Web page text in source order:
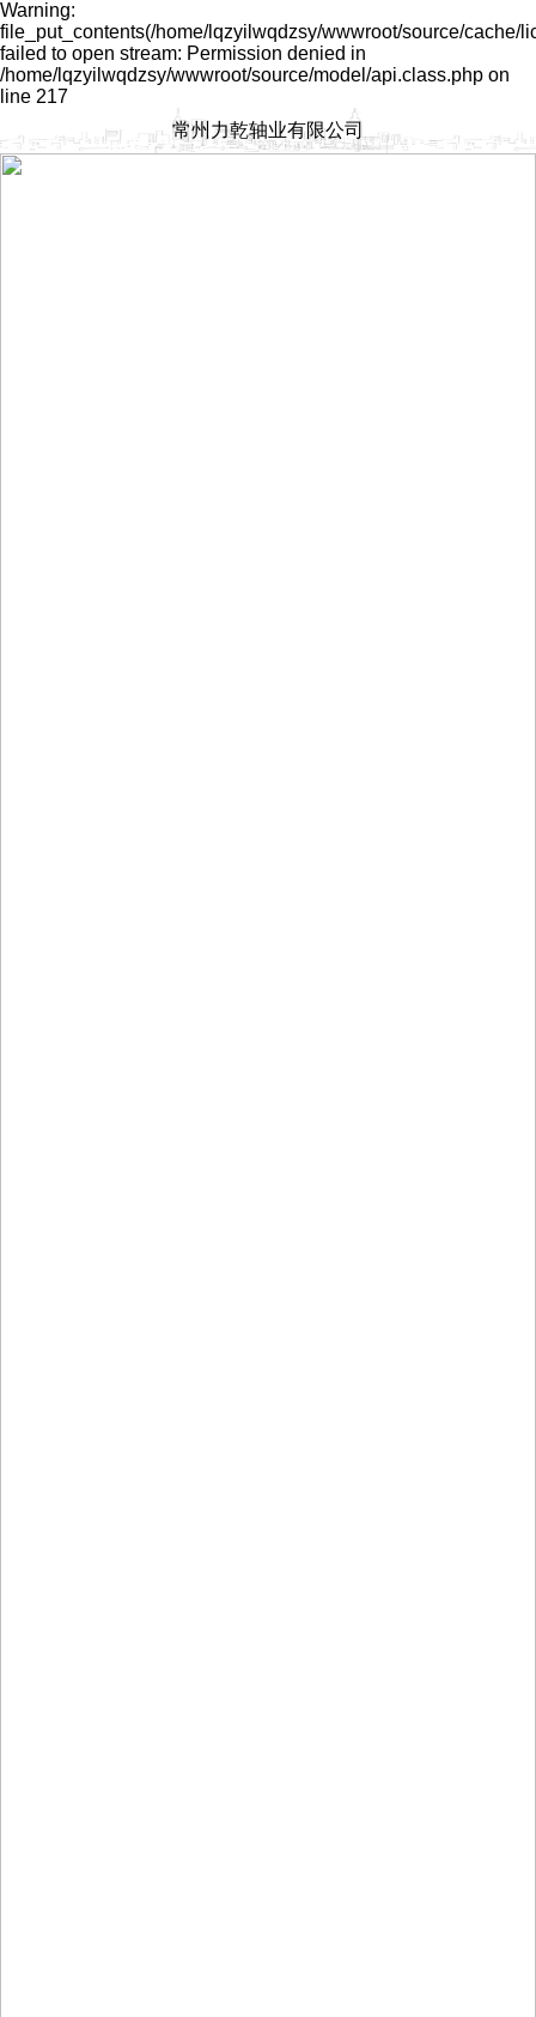
Warning:
file_put_contents(/home/lqzyilwqdzsy/wwwroot/source/cache/
failed to open stream: Permission denied in
/home/lqzyilwqdzsy/wwwroot/source/model/api.class.php on
line 217
常州力乾轴业有限公司